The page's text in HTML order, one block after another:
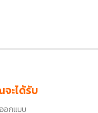
ะได้รับ